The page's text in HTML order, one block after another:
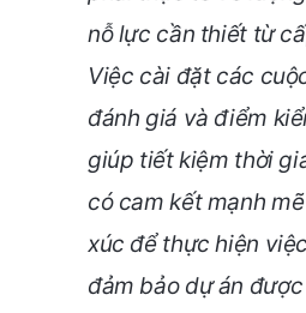
nỗ lực cần thiết từ
Việc cài đặt các
đánh giá và điểm
giúp tiết kiệm thời
có cam kết mạnh
xúc để thực hiện
đảm bảo dự án